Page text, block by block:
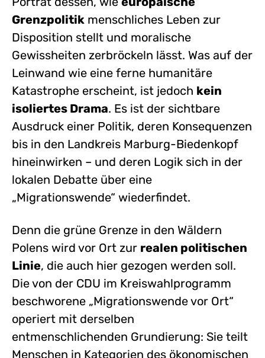
Grenzpolitik menschliches Leben zur
Disposition stellt und moralische
Gewissheiten zerbröckeln lässt. Was auf der
Leinwand wie eine ferne humanitäre
Katastrophe erscheint, ist jedoch kein
isoliertes Drama. Es ist der sichtbare
Ausdruck einer Politik, deren Konsequenzen
bis in den Landkreis Marburg-Biedenkopf
hineinwirken – und deren Logik sich in der
lokalen Debatte über eine
„Migrationswende“ wiederfindet.
Denn die grüne Grenze in den Wäldern
Polens wird vor Ort zur realen politischen
Linie, die auch hier gezogen werden soll.
Die von der CDU im Kreiswahlprogramm
beschworene „Migrationswende vor Ort“
operiert mit derselben
entmenschlichenden Grundierung: Sie teilt
Menschen in Kategorien des ökonomischen